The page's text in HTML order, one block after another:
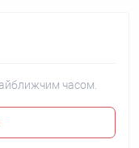
часом.